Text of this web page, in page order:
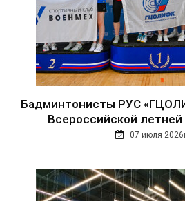
Бадминтонисты РУС
Всероссийской
07 июля